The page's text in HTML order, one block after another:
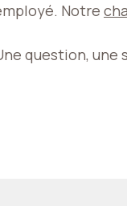
Notre
question, une